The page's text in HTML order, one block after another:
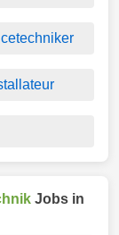
Jobs in